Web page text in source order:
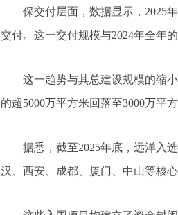
保交付层面，数据显示，2025
交付。这一交付规模与2024年全年
这一趋势与其总建设规模的缩
的超5000万平方米回落至3000万平
据悉，截至2025年底，远洋入
汉、西安、成都、厦门、中山等核